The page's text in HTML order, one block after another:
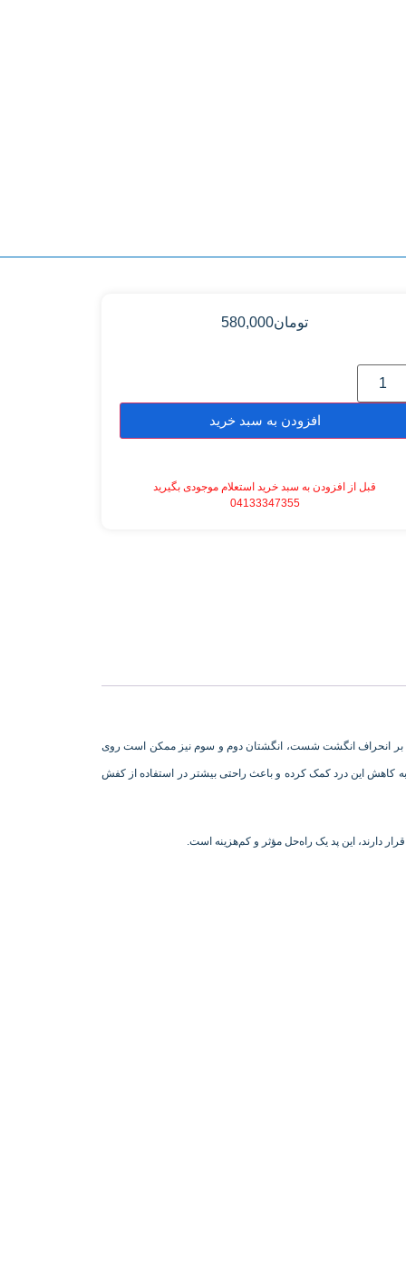
تومان580,000
افزودن به سبد خرید
قبل از افزودن به سبد خرید استعلام موجودی بگیرید
04133347355
بر انحراف انگشت شست، انگشتان دوم و سوم نیز ممکن است روی
این درد کمک کرده و باعث راحتی بیشتر در استفاده از کفش
دارند، این پد یک راه‌حل مؤثر و کم‌هزینه است.